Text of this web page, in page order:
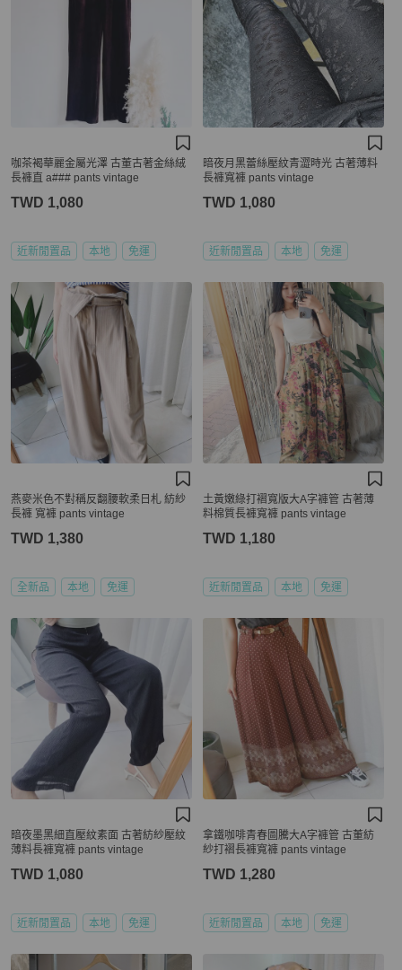
咖茶褐華麗金屬光澤 古董古著金絲絨
長褲直 a### pants vintage
TWD 1,080
近新閒置品 本地 免運
暗夜月黑蕾絲壓紋青澀時光 古著薄料
長褲寬褲 pants vintage
TWD 1,080
近新閒置品 本地 免運
燕麥米色不對稱反翻腰軟柔日札 紡紗
長褲 寬褲 pants vintage
TWD 1,380
全新品 本地 免運
土黃嫩綠打褶寬版大A字褲管 古著薄
料棉質長褲寬褲 pants vintage
TWD 1,180
近新閒置品 本地 免運
暗夜墨黑細直壓紋素面 古著紡紗壓紋
薄料長褲寬褲 pants vintage
TWD 1,080
近新閒置品 本地 免運
拿鐵咖啡青春圖騰大A字褲管 古董紡
紗打褶長褲寬褲 pants vintage
TWD 1,280
近新閒置品 本地 免運